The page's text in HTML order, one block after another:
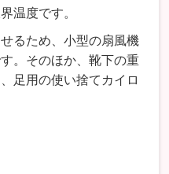
温度です。
るため、小型の扇風機
。そのほか、靴下の重
足用の使い捨てカイロ